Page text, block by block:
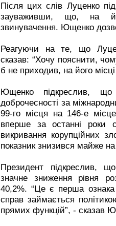
Після цих слів Луценко
зауваживши, що, на
звинувачення. Ющенко
Реагуючи на те, що
сказав: “Хочу пояснити,
б не приходив, на його
Ющенко підкреслив,
доброчесності за
99-го місця на 146-е
вперше за останні роки
викривання корупційних
показник знизився майже
Президент підкреслив, що
значне зниження рівня
40,2%. “Це є перша ознака
справ займається
прямих функцій”, - сказав